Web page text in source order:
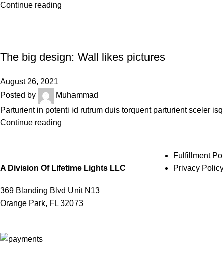
Continue reading
The big design: Wall likes pictures
August 26, 2021
Posted by
Muhammad
Parturient in potenti id rutrum duis torquent parturient sceler
Continue reading
A Division Of Lifetime Lights LLC
369 Blanding Blvd Unit N13
Orange Park, FL 32073
Fulfillment
Privacy